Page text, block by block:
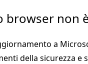
browser non
a
della sicurezza e